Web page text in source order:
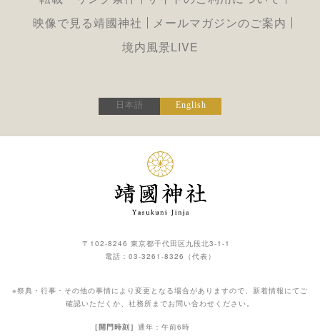
映像で見る靖國神社
メールマガジンのご案内
境内風景LIVE
日本語 English
〒102-8246 東京都千代田区九段北3-1-1
電話： 03-3261-8326 （代表）
※祭典・行事・その他の事情により変更となる場合がありますので、新着情報にてご
確認いただくか、社務所までお問い合わせください。
［開門時刻］ 通年：午前6時